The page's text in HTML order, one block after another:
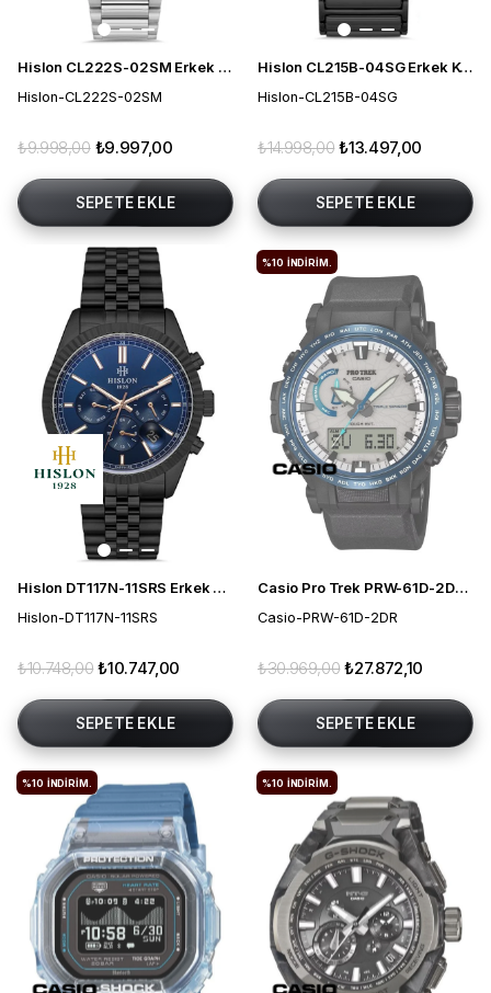
Hislon CL222S-02SM Erkek Kol Saati
Hislon-CL222S-02SM
₺9.997,00
₺9.998,00
SEPETE EKLE
Hislon CL215B-04SG Erkek Kol Saati
Hislon-CL215B-04SG
₺13.497,00
₺14.998,00
SEPETE EKLE
Hislon DT117N-11SRS Erkek Kol Saati
Hislon-DT117N-11SRS
₺10.747,00
₺10.748,00
SEPETE EKLE
Casio Pro Trek PRW-61D-2DR Solar Erkek Kol Saati
Casio-PRW-61D-2DR
₺27.872,10
₺30.969,00
SEPETE EKLE
%10 İNDIRIM.
%10 İNDIRIM. %10 İNDIRIM.